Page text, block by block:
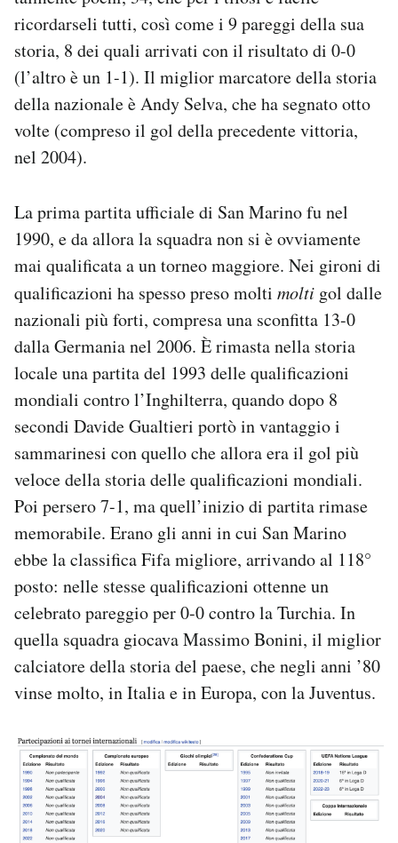
ricordarseli tutti, così come i 9 pareggi della sua
storia, 8 dei quali arrivati con il risultato di 0-0
(l’altro è un 1-1). Il miglior marcatore della storia
della nazionale è Andy Selva, che ha segnato otto
volte (compreso il gol della precedente vittoria,
nel 2004).
La prima partita ufficiale di San Marino fu nel
1990, e da allora la squadra non si è ovviamente
mai qualificata a un torneo maggiore. Nei gironi di
qualificazioni ha spesso preso molti molti gol dalle
nazionali più forti, compresa una sconfitta 13-0
dalla Germania nel 2006. È rimasta nella storia
locale una partita del 1993 delle qualificazioni
mondiali contro l’Inghilterra, quando dopo 8
secondi Davide Gualtieri portò in vantaggio i
sammarinesi con quello che allora era il gol più
veloce della storia delle qualificazioni mondiali.
Poi persero 7-1, ma quell’inizio di partita rimase
memorabile. Erano gli anni in cui San Marino
ebbe la classifica Fifa migliore, arrivando al 118°
posto: nelle stesse qualificazioni ottenne un
celebrato pareggio per 0-0 contro la Turchia. In
quella squadra giocava Massimo Bonini, il miglior
calciatore della storia del paese, che negli anni ’80
vinse molto, in Italia e in Europa, con la Juventus.